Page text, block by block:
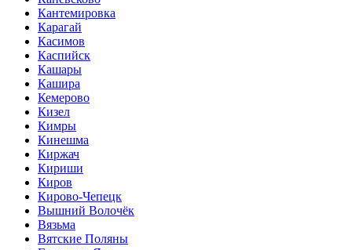
Кантемировка
Карагай
Касимов
Каспийск
Кашары
Кашира
Кемерово
Кизел
Кимры
Кинешма
Киржач
Кириши
Киров
Кирово-Чепецк
Вышний Волочёк
Вязьма
Вятские Поляны